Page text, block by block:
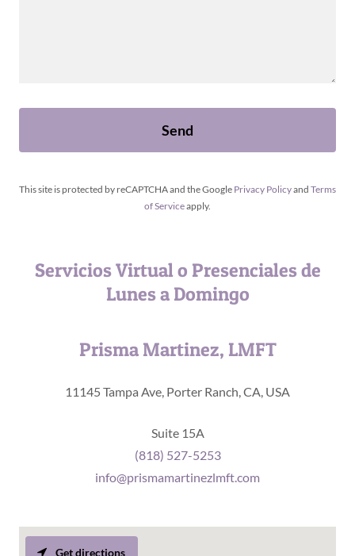
Send
This site is protected by reCAPTCHA and the Google Privacy Policyand Terms
of Serviceapply.
Servicios Virtual o Presenciales de
Lunes a Domingo
Prisma Martinez, LMFT
11145 Tampa Ave, Porter Ranch, CA, USA
Suite 15A
(818) 527-5253
info@prismamartinezlmft.com
Get directions